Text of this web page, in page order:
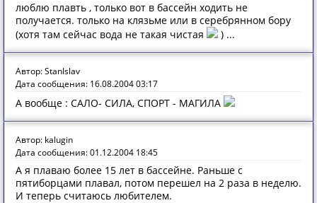
люблю плавть , только вот в бассейн ходить не
получается. только на клязьме или в серебрянном бору
(хотя там сейчас вода не такая чистая
) ...
Автор: StanIslav
Дата сообщения: 16.08.2004 03:17
А вообще : САЛО- СИЛА, СПОРТ - МАГИЛА
Автор: kalugin
Дата сообщения: 01.12.2004 18:45
А я плаваю более 15 лет в бассейне. Раньше с
пятиборцами плавал, потом перешел на 2 раза в неделю.
И теперь считаюсь любителем.